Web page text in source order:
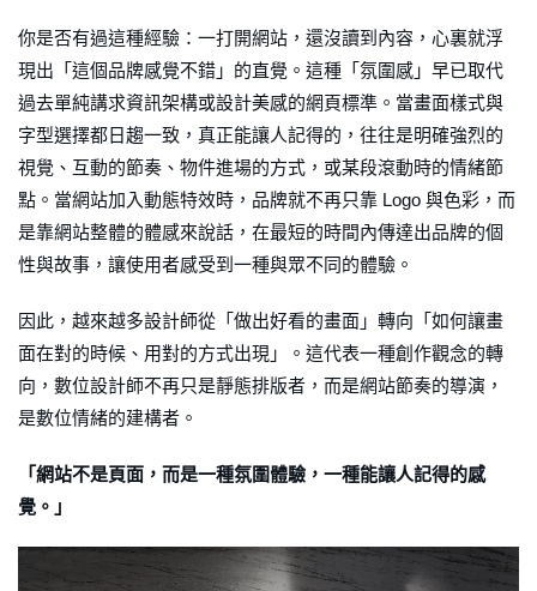
你是否有過這種經驗：一打開網站，還沒讀到內容，心裏就浮
現出「這個品牌感覺不錯」的直覺。這種「氛圍感」早已取代
過去單純講求資訊架構或設計美感的網頁標準。當畫面樣式與
字型選擇都日趨一致，真正能讓人記得的，往往是明確強烈的
視覺、互動的節奏、物件進場的方式，或某段滾動時的情緒節
點。當網站加入動態特效時，品牌就不再只靠 Logo 與色彩，而
是靠網站整體的體感來說話，在最短的時間內傳達出品牌的個
性與故事，讓使用者感受到一種與眾不同的體驗。
因此，越來越多設計師從「做出好看的畫面」轉向「如何讓畫
面在對的時候、用對的方式出現」。這代表一種創作觀念的轉
向，數位設計師不再只是靜態排版者，而是網站節奏的導演，
是數位情緒的建構者。
「網站不是頁面，而是一種氛圍體驗，一種能讓人記得的感
覺。」